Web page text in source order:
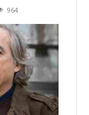
964